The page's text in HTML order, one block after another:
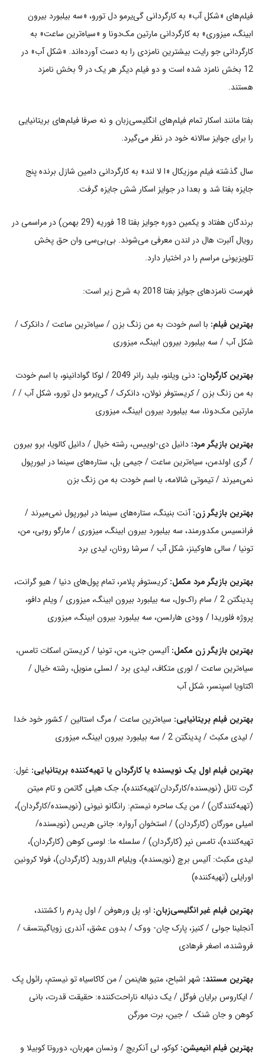
فیلم‌های «شکل آب» به کارگردانی گی‌یرمو دل تورو، «سه بیلبورد بیرون
ابینگ، میزوری» به کارگردانی مارتین مک‌دونا و «سیاه‌ترین ساعت» به
کارگردانی جو رایت بیشترین نامزدی را به دست آورده‌اند. «شکل آب» در
12 بخش نامزد شده است و دو فیلم دیگر هر یک در 9 بخش نامزد
هستند.
بفتا مانند اسکار تمام فیلم‌های انگلیسی‌زبان و نه صرفا فیلم‌های بریتانیایی
را برای جوایز سالانه خود در نظر می‌گیرد.
سال گذشته فیلم موزیکال «ا لا لند» به کارگردانی دامین شازل برنده پنج
جایزه بفتا شد و بعدا در جوایز اسکار شش جایزه گرفت.
برندگان هفتاد و یکمین دوره جوایز بفتا 18 فوریه (29 بهمن) در مراسمی در
رویال آلبرت هال در لندن معرفی می‌شوند. بی‌بی‌سی وان حق پخش
تلویزیونی مراسم را در اختیار دارد.
فهرست نامزدهای جوایز بفتا 2018 به شرح زیر است:
بهترین فیلم: با اسم خودت به من زنگ بزن / سیاه‌ترین ساعت / دانکرک /
شکل آب / سه بیلبورد بیرون ابینگ، میزوری
بهترین کارگردان:
دنی ویلنو، بلید رانر 2049 / لوکا گوادانینو، با اسم خودت
به من زنگ بزن / کریستوفر نولان، دانکرک / گی‌یرمو دل تورو، شکل آب / /
مارتین مک‌دونا، سه بیلبورد بیرون ابینگ، میزوری
بهترین بازیگر مرد: دانیل دی-لوییس، رشته خیال / دانیل کالویا، برو بیرون
/ گری اولدمن، سیاه‌ترین ساعت / جیمی بل، ستاره‌های سینما در لیورپول
نمی‌میرند / تیموتی شالامه، با اسم خودت به من زنگ بزن
بهترین بازیگر زن:آنت بنینگ، ستاره‌های سینما در لیورپول نمی‌میرند /
فرانسیس مکدورمند، سه بیلبورد بیرون ابینگ، میزوری / مارگو روبی، من،
تونیا / سالی هاوکینز، شکل آب / سرشا رونان، لیدی برد
بهترین بازیگر مرد مکمل: کریستوفر پلامر، تمام پول‌های دنیا / هیو گرانت،
پدینگتن 2 / سام راک‌ول، سه بیلبورد بیرون ابینگ، میزوری / ویلم دافو،
پروژه فلوریدا / وودی هارلسن، سه بیلبورد بیرون ابینگ، میزوری
بهترین بازیگر زن مکمل:آلیسن جنی، من، تونیا / کریستن اسکات تامس،
سیاه‌ترین ساعت / لوری متکاف، لیدی برد / لسلی منویل، رشته خیال /
اکتاویا اسپنسر، شکل آب
بهترین فیلم بریتانیایی: سیاه‌ترین ساعت / مرگ استالین / کشور خود خدا
/ لیدی مکبث / پدینگتن 2 / سه بیلبورد بیرون ابینگ، میزوری
بهترین فیلم اول یک نویسنده یا کارگردان یا تهیه‌کننده بریتانیایی: غول:
گرت تانل (نویسنده/کارگردان/تهیه‌کننده)، جک هیلی گاتمن و تام میتن
(تهیه‌کنندگان) / من یک ساحره نیستم: رانگانو نیونی (نویسنده/کارگردان)،
امیلی مورگان (کارگردان) / استخوان آرواره: جانی هریس (نویسنده/
تهیه‌کننده)، تامس نپر (کارگردان) / سلسله ما: لوسی کوهن (کارگردان)،
لیدی مکبث: آلیس برچ (نویسنده)، ویلیام الدروید (کارگردان)، فولا کرونین
اورایلی (تهیه‌کننده)
بهترین فیلم غیر انگلیسی‌زبان: او، پل ورهوفن / اول پدرم را کشتند،
آنجلینا جولی / کنیز، پارک چان- ووک / بدون عشق، آندری زویاگینتسف /
فروشنده، اصغر فرهادی
بهترین مستند: شهر اشباح، متیو هاینمن / من کاکاسیاه تو نیستم، رائول پک
/ ایکاروس برایان فوگل / یک دنباله ناراحت‌کننده: حقیقت قدرت، بانی
کوهن و جان شنک / جین، برت مورگن
بهترین فیلم انیمیشن: کوکو، لی آنکریچ / ونسان مهربان، دوروتا کوبیلا و